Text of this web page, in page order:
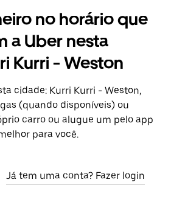
no horário que
a Uber nesta
Kurri - Weston
cidade: Kurri Kurri - Weston,
(quando disponíveis) ou
carro ou alugue um pelo app
para você.
Já tem uma conta? Fazer login